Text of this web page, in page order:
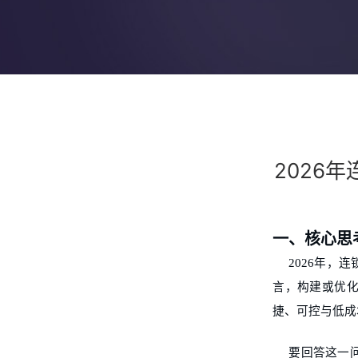
2026年
一、核心思
2026年，连
言，构建或优
捷、可控与低
要回答这一